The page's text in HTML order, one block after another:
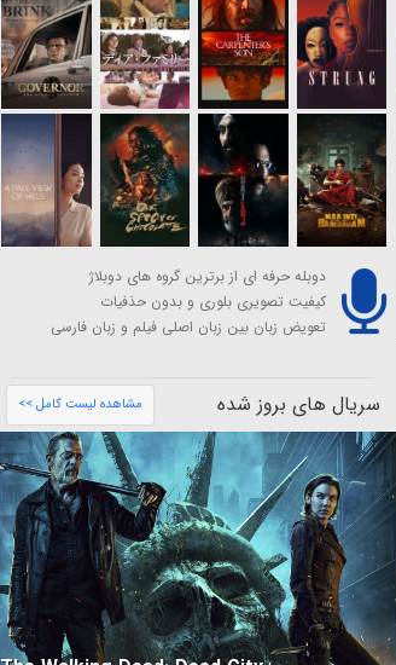
دوبله حرفه ای از برترین گروه های دوبلاژ
کیفیت تصویری بلوری و بدون حذفیات
تعویض زبان بین زبان اصلی فیلم و زبان فارسی
سریال های بروز شده مشاهده لیست کامل >>